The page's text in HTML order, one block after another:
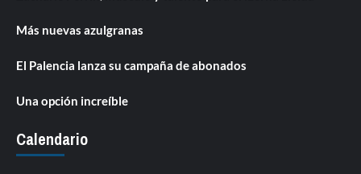
Más nuevas azulgranas
El Palencia lanza su campaña de abonados
Una opción increíble
Calendario